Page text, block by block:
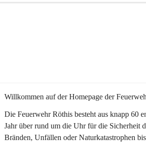
Willkommen auf der Homepage der
Die Feuerwehr Röthis besteht aus knapp 60
Jahr über rund um die Uhr für die Sicherheit
Bränden, Unfällen oder Naturkatastrophen